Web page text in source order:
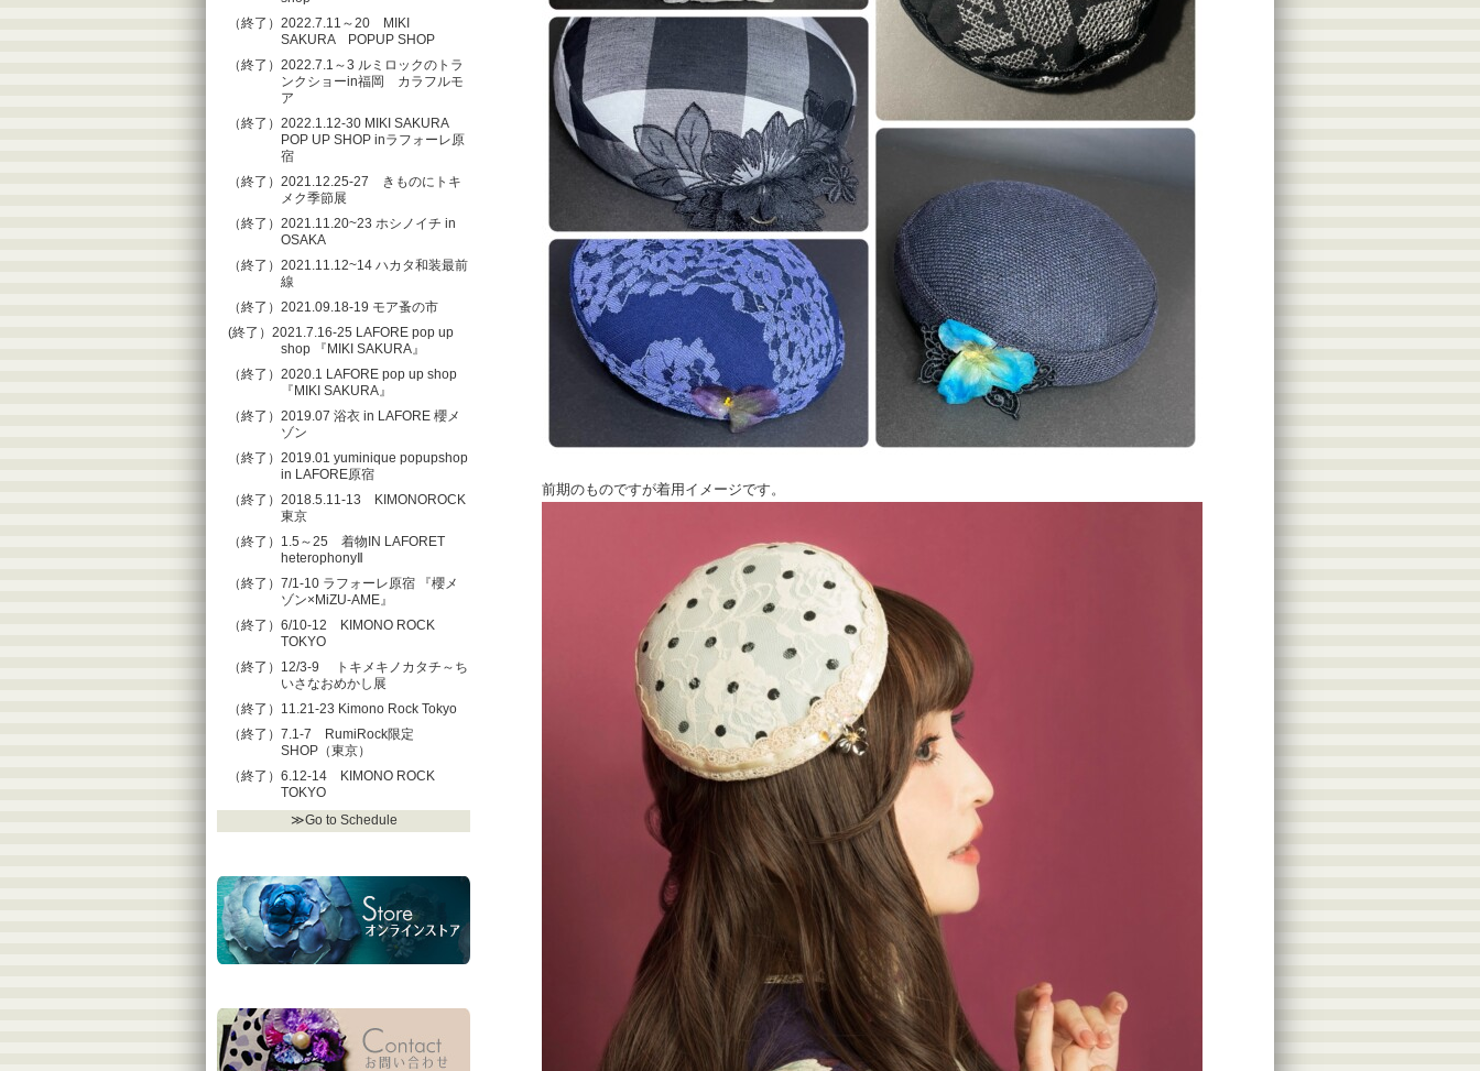
前期のものですが着用イメージです。
（終了）2022.7.11～20 MIKI
SAKURA POPUP SHOP
（終了）2022.7.1～3 ルミロックのトラ
ンクショーin福岡 カラフルモ
ア
（終了）2022.1.12-30 MIKI SAKURA
POP UP SHOP inラフォーレ原
宿
（終了）2021.12.25-27 きものにトキ
メク季節展
（終了）2021.11.20~23 ホシノイチ in
OSAKA
（終了）2021.11.12~14 ハカタ和装最前
線
（終了）2021.09.18-19 モア蚤の市
(終了）2021.7.16-25 LAFORE pop up
shop 『MIKI SAKURA』
（終了）2020.1 LAFORE pop up shop
『MIKI SAKURA』
（終了）2019.07 浴衣 in LAFORE 櫻メ
ゾン
（終了）2019.01 yuminique popupshop
in LAFORE原宿
（終了）2018.5.11-13 KIMONOROCK
東京
（終了）1.5～25 着物IN LAFORET
heterophonyⅡ
（終了）7/1-10 ラフォーレ原宿 『櫻メ
ゾン×MiZU-AME』
（終了）6/10-12 KIMONO ROCK
TOKYO
（終了）12/3-9 トキメキノカタチ～ち
いさなおめかし展
（終了）11.21-23 Kimono Rock Tokyo
（終了）7.1-7 RumiRock限定
SHOP（東京）
（終了）6.12-14 KIMONO ROCK
TOKYO
≫Go to Schedule